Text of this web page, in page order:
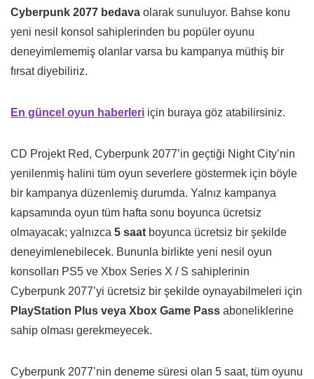
Cyberpunk 2077 bedava olarak sunuluyor. Bahse konu
yeni nesil konsol sahiplerinden bu popüler oyunu
deneyimlememiş olanlar varsa bu kampanya müthiş bir
fırsat diyebiliriz.
En güncel oyun haberleri için buraya göz atabilirsiniz.
CD Projekt Red, Cyberpunk 2077’in geçtiği Night City’nin
yenilenmiş halini tüm oyun severlere göstermek için böyle
bir kampanya düzenlemiş durumda. Yalnız kampanya
kapsamında oyun tüm hafta sonu boyunca ücretsiz
olmayacak; yalnızca 5 saat boyunca ücretsiz bir şekilde
deneyimlenebilecek. Bununla birlikte yeni nesil oyun
konsolları PS5 ve Xbox Series X / S sahiplerinin
Cyberpunk 2077’yi ücretsiz bir şekilde oynayabilmeleri için
PlayStation Plus veya Xbox Game Pass aboneliklerine
sahip olması gerekmeyecek.
Cyberpunk 2077’nin deneme süresi olan 5 saat, tüm oyunu